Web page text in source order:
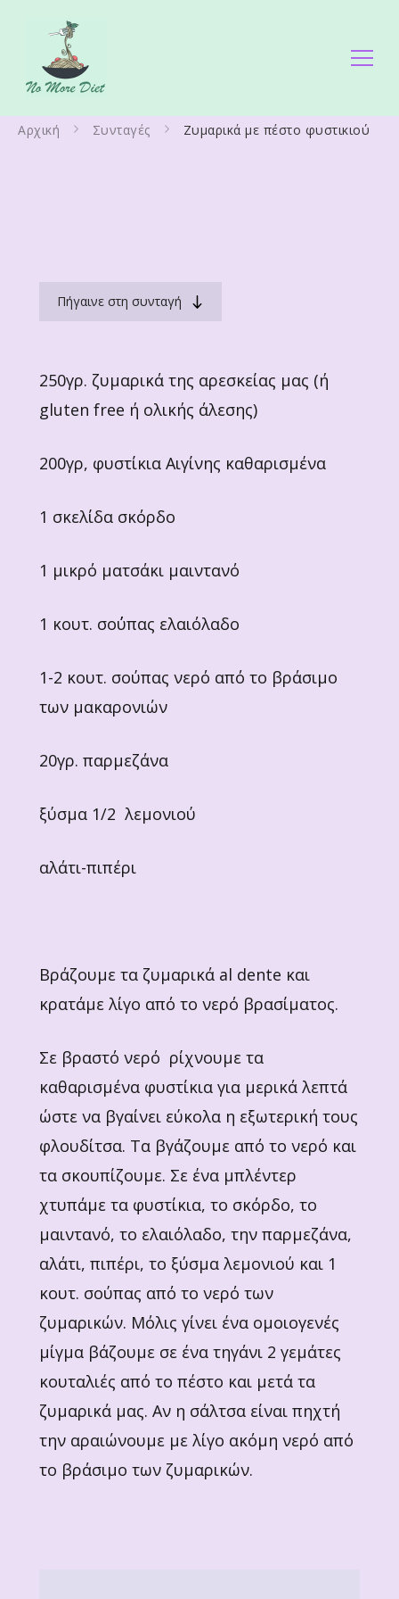
No More Diet
Αρχική Συνταγές Ζυμαρικά με πέστο φυστικιού
Πήγαινε στη συνταγή
250γρ. ζυμαρικά της αρεσκείας μας (ή
gluten free ή ολικής άλεσης)
200γρ, φυστίκια Αιγίνης καθαρισμένα
1 σκελίδα σκόρδο
1 μικρό ματσάκι μαιντανό
1 κουτ. σο΄ύπας ελαιόλαδο
1-2 κουτ. σούπας νερό από το βράσιμο
των μακαρονιών
20γρ. παρμεζάνα
ξύσμα 1/2 λεμονιού
αλάτι-πιπέρι
Βράζουμε τα ζυμαρικά al dente και
κρατάμε λίγο από το νερό βρασίματος.
Σε βραστό νερό ρίχνουμε τα
καθαρισμένα φυστίκια για μερικά λεπτά
ώστε να βγαίνει εύκολα η εξωτερική τους
φλουδίτσα. Τα βγάζουμε από το νερό και
τα σκουπίζουμε. Σε ένα μπλέντερ
χτυπάμε τα φυστίκια, το σκόρδο, το
μαιντανό, το ελαιόλαδο, την παρμεζάνα,
αλάτι, πιπέρι, το ξ΄υσμα λεμονιού και 1
κουτ. σούπας από το νερό των
ζυμαρικών. Μόλις γίνει ένα ομοιογενές
μίγμα βάζουμε σε ένα τηγάνι 2 γεμάτες
κουταλιές από το πέστο και μετά τα
ζυμαρικά μας. Αν η σάλτσα είναι πηχτή
την αραιώνουμε με λίγο ακόμη νερό από
το βράσιμο των ζυμαρικών.